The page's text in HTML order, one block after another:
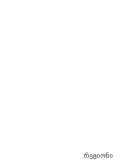
რეგიონი